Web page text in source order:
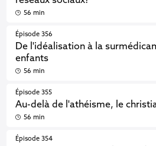
56 min
Épisode 356
De l'idéalisation à la
enfants
56 min
Épisode 355
Au-delà de l'athéisme, le
56 min
Épisode 354